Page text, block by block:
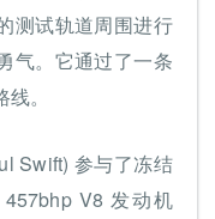
测试轨道周围进行
气。它通过了一条
。
Swift) 参与了冻结
V8 发动机